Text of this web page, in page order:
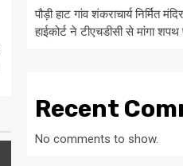
पौड़ी हाट गांव शंकराचार्य निर्मित
हाईकोर्ट ने टीएचडीसी से मांगा
Recent
No comments to show.